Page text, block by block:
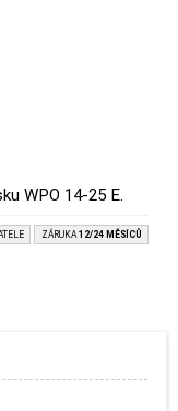
WPO 14-25 E.
ZÁRUKA 12/24 MĚSÍCŮ